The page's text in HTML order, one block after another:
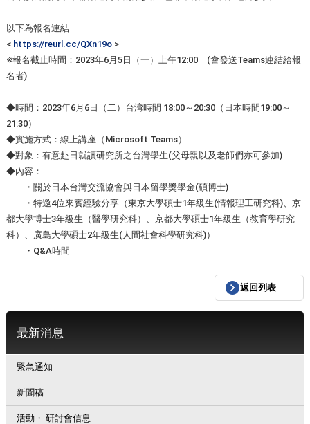
以下為報名連結
< https://reurl.cc/QXn19o>
※報名截止時間：2023年6月5日（一）上午12:00 (會發送Teams連結給報
名者)
◆時間：2023年6月6日（二）台湾時間 18:00～20:30（日本時間19:00～
21:30）
◆實施方式：線上講座（Microsoft Teams）
◆對象：有意赴日就讀研究所之台灣學生(父母親以及老師們亦可參加)
◆內容：
・關於日本台灣交流協會與日本留學獎學金(碩博士)
・特邀4位來賓經驗分享（東京大學碩士1年級生(情報理工研究科)、京
都大學博士3年級生（醫學研究科）、京都大學碩士1年級生（教育學研究
科）、廣島大學碩士2年級生(人間社會科學研究科)）
・Q&A時間
返回列表
最新消息
緊急通知
新聞稿
活動・ 研討會信息